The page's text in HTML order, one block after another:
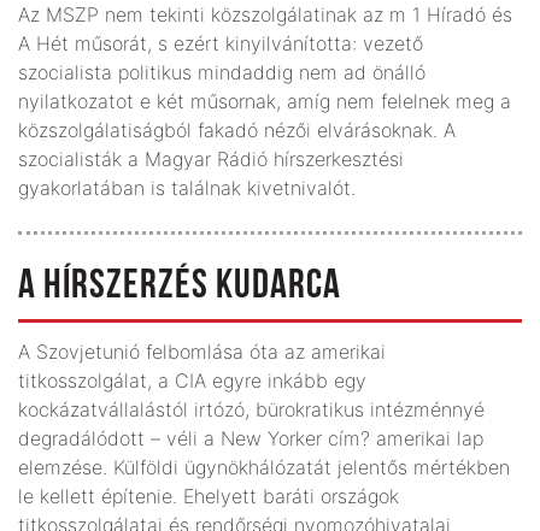
Az MSZP nem tekinti közszolgálatinak az m 1 Híradó és
A Hét műsorát, s ezért kinyilvánította: vezető
szocialista politikus mindaddig nem ad önálló
nyilatkozatot e két műsornak, amíg nem felelnek meg a
közszolgálatiságból fakadó nézői elvárásoknak. A
szocialisták a Magyar Rádió hírszerkesztési
gyakorlatában is találnak kivetnivalót.
A HÍRSZERZÉS KUDARCA
A Szovjetunió felbomlása óta az amerikai
titkosszolgálat, a CIA egyre inkább egy
kockázatvállalástól irtózó, bürokratikus intézménnyé
degradálódott – véli a New Yorker cím? amerikai lap
elemzése. Külföldi ügynökhálózatát jelentős mértékben
le kellett építenie. Ehelyett baráti országok
titkosszolgálatai és rendőrségi nyomozóhivatalai